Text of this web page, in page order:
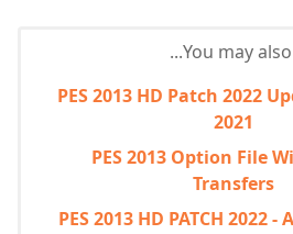
You may also
PES 2013 HD Patch 2022
2021
PES 2013 Option File
Transfers
PES 2013 HD PATCH 2022